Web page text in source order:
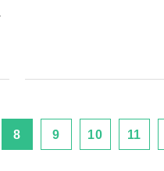
8 9 10 11